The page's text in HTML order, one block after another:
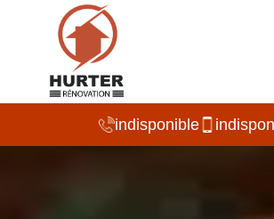
indisponible